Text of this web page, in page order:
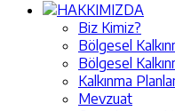
HAKKIMIZDA
Biz Kimiz?
Bölgesel
Bölgesel
Kalkınma
Mevzuat